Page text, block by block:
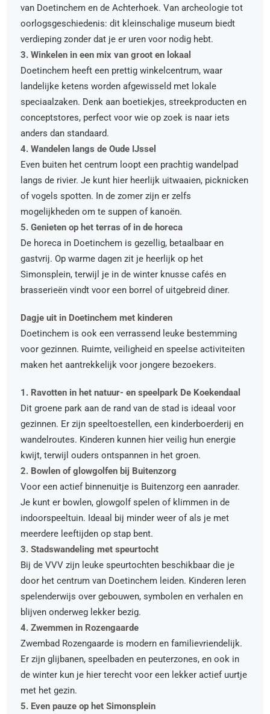
van Doetinchem en de Achterhoek. Van archeologie tot
oorlogsgeschiedenis: dit kleinschalige museum biedt
verdieping zonder dat je er uren voor nodig hebt.
3. Winkelen in een mix van groot en lokaal
Doetinchem heeft een prettig winkelcentrum, waar
landelijke ketens worden afgewisseld met lokale
speciaalzaken. Denk aan boetiekjes, streekproducten en
conceptstores, perfect voor wie op zoek is naar iets
anders dan standaard.
4. Wandelen langs de Oude IJssel
Even buiten het centrum loopt een prachtig wandelpad
langs de rivier. Je kunt hier heerlijk uitwaaien, picknicken
of vogels spotten. In de zomer zijn er zelfs
mogelijkheden om te suppen of kanoën.
5. Genieten op het terras of in de horeca
De horeca in Doetinchem is gezellig, betaalbaar en
gastvrij. Op warme dagen zit je heerlijk op het
Simonsplein, terwijl je in de winter knusse cafés en
brasserieën vindt voor een borrel of uitgebreid diner.
Dagje uit in Doetinchem met kinderen
Doetinchem is ook een verrassend leuke bestemming
voor gezinnen. Ruimte, veiligheid en speelse activiteiten
maken het aantrekkelijk voor jongere bezoekers.
1. Ravotten in het natuur- en speelpark De Koekendaal
Dit groene park aan de rand van de stad is ideaal voor
gezinnen. Er zijn speeltoestellen, een kinderboerderij en
wandelroutes. Kinderen kunnen hier veilig hun energie
kwijt, terwijl ouders ontspannen in het groen.
2. Bowlen of glowgolfen bij Buitenzorg
Voor een actief binnenuitje is Buitenzorg een aanrader.
Je kunt er bowlen, glowgolf spelen of klimmen in de
indoorspeeltuin. Ideaal bij minder weer of als je met
meerdere leeftijden op stap bent.
3. Stadswandeling met speurtocht
Bij de VVV zijn leuke speurtochten beschikbaar die je
door het centrum van Doetinchem leiden. Kinderen leren
spelenderwijs over gebouwen, symbolen en verhalen en
blijven onderweg lekker bezig.
4. Zwemmen in Rozengaarde
Zwembad Rozengaarde is modern en familievriendelijk.
Er zijn glijbanen, speelbaden en peuterzones, en ook in
de winter kun je hier terecht voor een lekker actief uurtje
met het gezin.
5. Even pauze op het Simonsplein